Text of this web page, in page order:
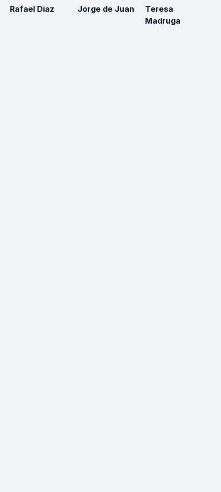
Rafael Diaz Jorge de Juan
Teresa
Madruga